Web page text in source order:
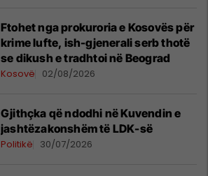
Ftohet nga prokuroria e Kosovës për
krime lufte, ish-gjenerali serb thotë
se dikush e tradhtoi në Beograd
Kosovë 02/08/2026
Gjithçka që ndodhi në Kuvendin e
jashtëzakonshëm të LDK-së
Politikë 30/07/2026